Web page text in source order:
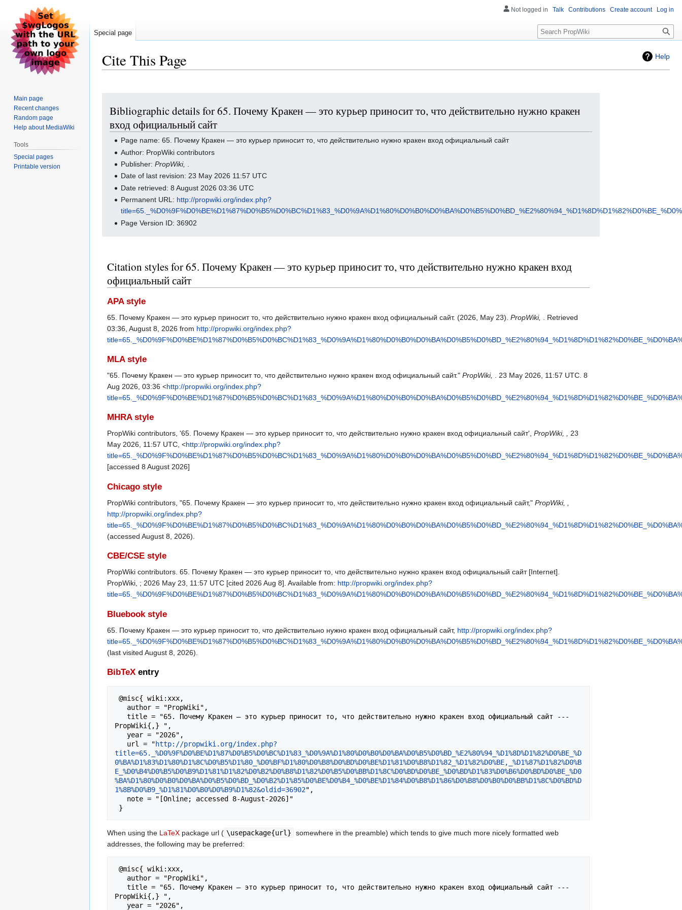
Help
Cite This Page
Bibliographic details for 65. Почему Кракен — это курьер приносит то, что действительно нужно кракен
вход официальный сайт
Page name: 65. Почему Кракен — это курьер приносит то, что действительно нужно кракен вход официальный сайт
Author: PropWiki contributors
Publisher:PropWiki,
Date of last revision: 23 May 2026 11:57 UTC
Date retrieved: 8 August 2026 03:36 UTC
Permanent URL: http://propwiki.org/index.php?
Page Version ID: 36902
Citation styles for 65. Почему Кракен — это курьер приносит то, что действительно нужно кракен вход
официальный сайт
APA style
65. Почему Кракен — это курьер приносит то, что действительно нужно кракен вход официальный сайт. (2026, May 23). PropWiki,
. Retrieved
03:36, August 8, 2026 from http://propwiki.org/index.php?
MLA style
"65. Почему Кракен — это курьер приносит то, что действительно нужно кракен вход официальный сайт." PropWiki,
. 23 May 2026, 11:57 UTC. 8
Aug 2026, 03:36 <http://propwiki.org/index.php?
MHRA style
PropWiki contributors, '65. Почему Кракен — это курьер приносит то, что действительно нужно кракен вход официальный сайт', PropWiki, , 23
May 2026, 11:57 UTC, <http://propwiki.org/index.php?
[accessed 8 August 2026]
Chicago style
PropWiki contributors, "65. Почему Кракен — это курьер приносит то, что действительно нужно кракен вход официальный сайт," PropWiki, ,
http://propwiki.org/index.php?
(accessed August 8, 2026).
CBE/CSE style
PropWiki contributors. 65. Почему Кракен — это курьер приносит то, что действительно нужно кракен вход официальный сайт [Internet].
PropWiki, ; 2026 May 23, 11:57 UTC [cited 2026 Aug 8]. Available from: http://propwiki.org/index.php?
Bluebook style
65. Почему Кракен — это курьер приносит то, что действительно нужно кракен вход официальный сайт, http://propwiki.org/index.php?
(last visited August 8, 2026).
BibTeX entry
PropWiki{,} ",
   url = "
http://propwiki.org/index.php?
title=65._%D0%9F%D0%BE%D1%87%D0%B5%D0%BC%D1%83_%D0%9A%D1%80%D0%B0%D0%BA%D0%B5%D0%BD_%E2%80%94_%D1%8D%D1%82%D0%BE_%D
0%BA%D1%83%D1%80%D1%8C%D0%B5%D1%80_%D0%BF%D1%80%D0%B8%D0%BD%D0%BE%D1%81%D0%B8%D1%82_%D1%82%D0%BE,_%D1%87%D1%82%D0%B
E_%D0%B4%D0%B5%D0%B9%D1%81%D1%82%D0%B2%D0%B8%D1%82%D0%B5%D0%BB%D1%8C%D0%BD%D0%BE_%D0%BD%D1%83%D0%B6%D0%BD%D0%BE_%D0
%BA%D1%80%D0%B0%D0%BA%D0%B5%D0%BD_%D0%B2%D1%85%D0%BE%D0%B4_%D0%BE%D1%84%D0%B8%D1%86%D0%B8%D0%B0%D0%BB%D1%8C%D0%BD%D
1%8B%D0%B9_%D1%81%D0%B0%D0%B9%D1%82&oldid=36902",
When using the LaTeX package url ( \usepackage{url}
somewhere in the preamble) which tends to give much more nicely formatted web
addresses, the following may be preferred:
PropWiki{,} ",
Not logged in Talk Contributions Create account Log in
Special page
Search
Main page
Recent changes
Random page
Help about MediaWiki
Tools
Special pages
Printable version